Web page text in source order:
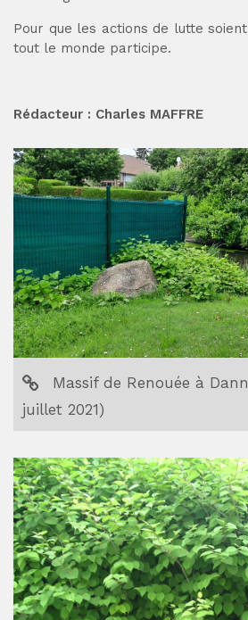
Pour que les actions de lutte
tout le monde participe.
Rédacteur : Charles MAFFRE
Imprimer la page
Massif de Renouée à
juillet 2021)